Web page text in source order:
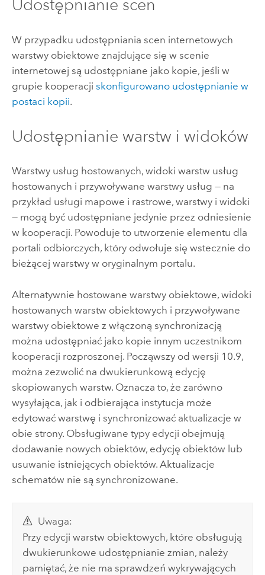
Udostępnianie scen
W przypadku udostępniania scen internetowych
warstwy obiektowe znajdujące się w scenie
internetowej są udostępniane jako kopie, jeśli w
grupie kooperacji skonfigurowano udostępnianie w
postaci kopii.
Udostępnianie warstw i widoków
Warstwy usług hostowanych, widoki warstw usług
hostowanych i przywoływane warstwy usług — na
przykład usługi mapowe i rastrowe, warstwy i widoki
— mogą być udostępniane jedynie przez odniesienie
w kooperacji. Powoduje to utworzenie elementu dla
portali odbiorczych, który odwołuje się wstecznie do
bieżącej warstwy w oryginalnym portalu.
Alternatywnie hostowane warstwy obiektowe, widoki
hostowanych warstw obiektowych i przywoływane
warstwy obiektowe z włączoną synchronizacją
można udostępniać jako kopie innym uczestnikom
kooperacji rozproszonej. Począwszy od wersji 10.9,
można zezwolić na dwukierunkową edycję
skopiowanych warstw. Oznacza to, że zarówno
wysyłająca, jak i odbierająca instytucja może
edytować warstwę i synchronizować aktualizacje w
obie strony. Obsługiwane typy edycji obejmują
dodawanie nowych obiektów, edycję obiektów lub
usuwanie istniejących obiektów. Aktualizacje
schematów nie są synchronizowane.
Uwaga:
Przy edycji warstw obiektowych, które obsługują
dwukierunkowe udostępnianie zmian, należy
pamiętać, że nie ma sprawdzeń wykrywających